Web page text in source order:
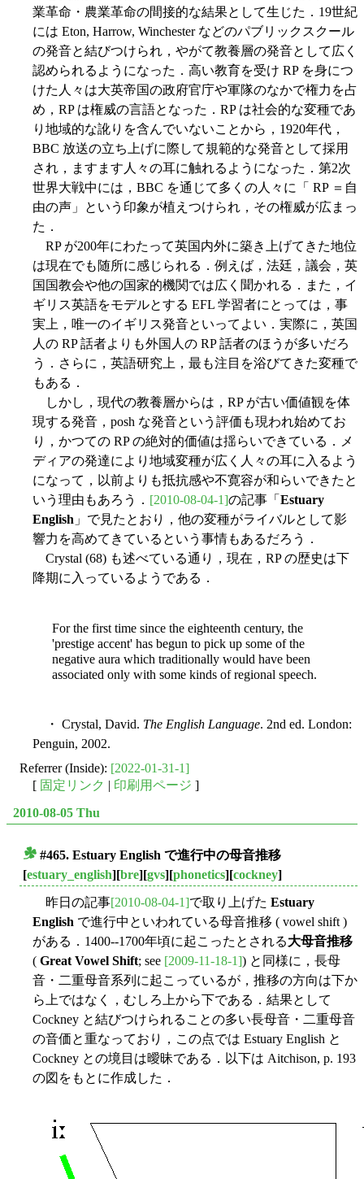
業革命・農業革命の間接的な結果として生じた．19世紀
には Eton, Harrow, Winchester などのパブリックスクール
の発音と結びつけられ，やがて教養層の発音として広く
認められるようになった．高い教育を受け RP を身につ
けた人々は大英帝国の政府官庁や軍隊のなかで権力を占
め，RP は権威の言語となった．RP は社会的な変種であ
り地域的な訛りを含んでいないことから，1920年代，
BBC 放送の立ち上げに際して規範的な発音として採用
され，ますます人々の耳に触れるようになった．第2次
世界大戦中には，BBC を通じて多くの人々に「 RP ＝自
由の声」という印象が植えつけられ，その権威が広まっ
た．
RP が200年にわたって英国内外に築き上げてきた地位
は現在でも随所に感じられる．例えば，法廷，議会，英
国国教会や他の国家的機関では広く聞かれる．また，イ
ギリス英語をモデルとする EFL 学習者にとっては，事
実上，唯一のイギリス発音といってよい．実際に，英国
人の RP 話者よりも外国人の RP 話者のほうが多いだろ
う．さらに，英語研究上，最も注目を浴びてきた変種で
もある．
しかし，現代の教養層からは，RP が古い価値観を体
現する発音，posh な発音という評価も現われ始めてお
り，かつての RP の絶対的価値は揺らいできている．メ
ディアの発達により地域変種が広く人々の耳に入るよう
になって，以前よりも抵抗感や不寛容が和らいできたと
いう理由もあろう． [2010-08-04-1]の記事「 Estuary
English 」で見たとおり，他の変種がライバルとして影
響力を高めてきているという事情もあるだろう．
Crystal (68) も述べている通り，現在，RP の歴史は下
降期に入っているようである．
For the first time since the eighteenth century, the
'prestige accent' has begun to pick up some of the
negative aura which traditionally would have been
associated only with some kinds of regional speech.
・ Crystal, David. The English Language. 2nd ed. London:
Penguin, 2002.
Referrer (Inside): [2022-01-31-1]
[ 固定リンク | 印刷用ページ ]
2010-08-05 Thu
#465. Estuary English で進行中の母音推移
[estuary_english][bre][gvs][phonetics][cockney]
昨日の記事[2010-08-04-1]で取り上げた Estuary
English で進行中といわれている母音推移 ( vowel shift )
がある．1400--1700年頃に起こったとされる大母音推移
( Great Vowel Shift; see [2009-11-18-1]) と同様に，長母
音・二重母音系列に起こっているが，推移の方向は下か
ら上ではなく，むしろ上から下である．結果として
Cockney と結びつけられることの多い長母音・二重母音
の音価と重なっており，この点では Estuary English と
Cockney との境目は曖昧である．以下は Aitchison, p. 193
の図をもとに作成した．